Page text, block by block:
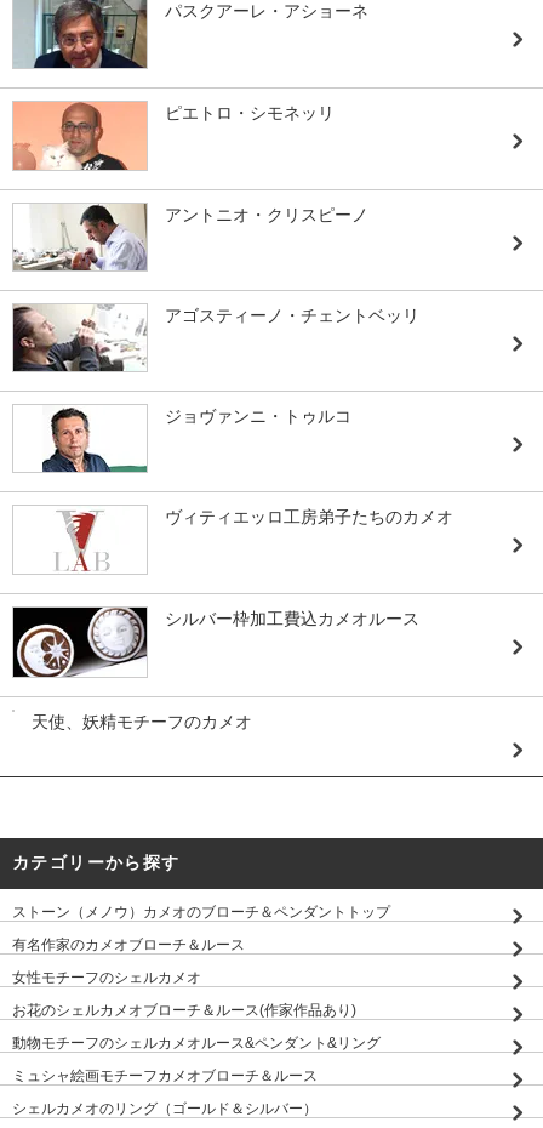
パスクアーレ・アショーネ
ピエトロ・シモネッリ
アントニオ・クリスピーノ
アゴスティーノ・チェントベッリ
ジョヴァンニ・トゥルコ
ヴィティエッロ工房弟子たちのカメオ
シルバー枠加工費込カメオルース
天使、妖精モチーフのカメオ
カテゴリーから探す
ストーン（メノウ）カメオのブローチ＆ペンダントトップ
有名作家のカメオブローチ＆ルース
女性モチーフのシェルカメオ
お花のシェルカメオブローチ＆ルース(作家作品あり)
動物モチーフのシェルカメオルース&ペンダント&リング
ミュシャ絵画モチーフカメオブローチ＆ルース
シェルカメオのリング（ゴールド＆シルバー）